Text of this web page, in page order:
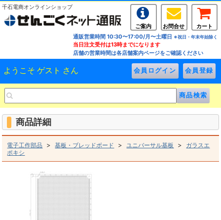
千石電商オンラインショップ
ご案内 お問合せ
カート
通販営業時間 10:30〜17:00/月〜土曜日 ※祝日・年末年始除く
当日注文受付は13時までになります
店舗の営業時間は各店舗案内ページをご確認ください
ようこそ ゲスト さん
商品詳細
電子工作部品 >基板・ブレッドボード > ユニバーサル基板 > ガラスエ
ポキシ